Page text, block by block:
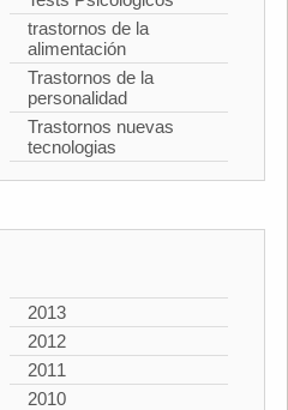
trastornos de la
alimentación
Trastornos de la
personalidad
Trastornos nuevas
tecnologias
2013
2012
2011
2010